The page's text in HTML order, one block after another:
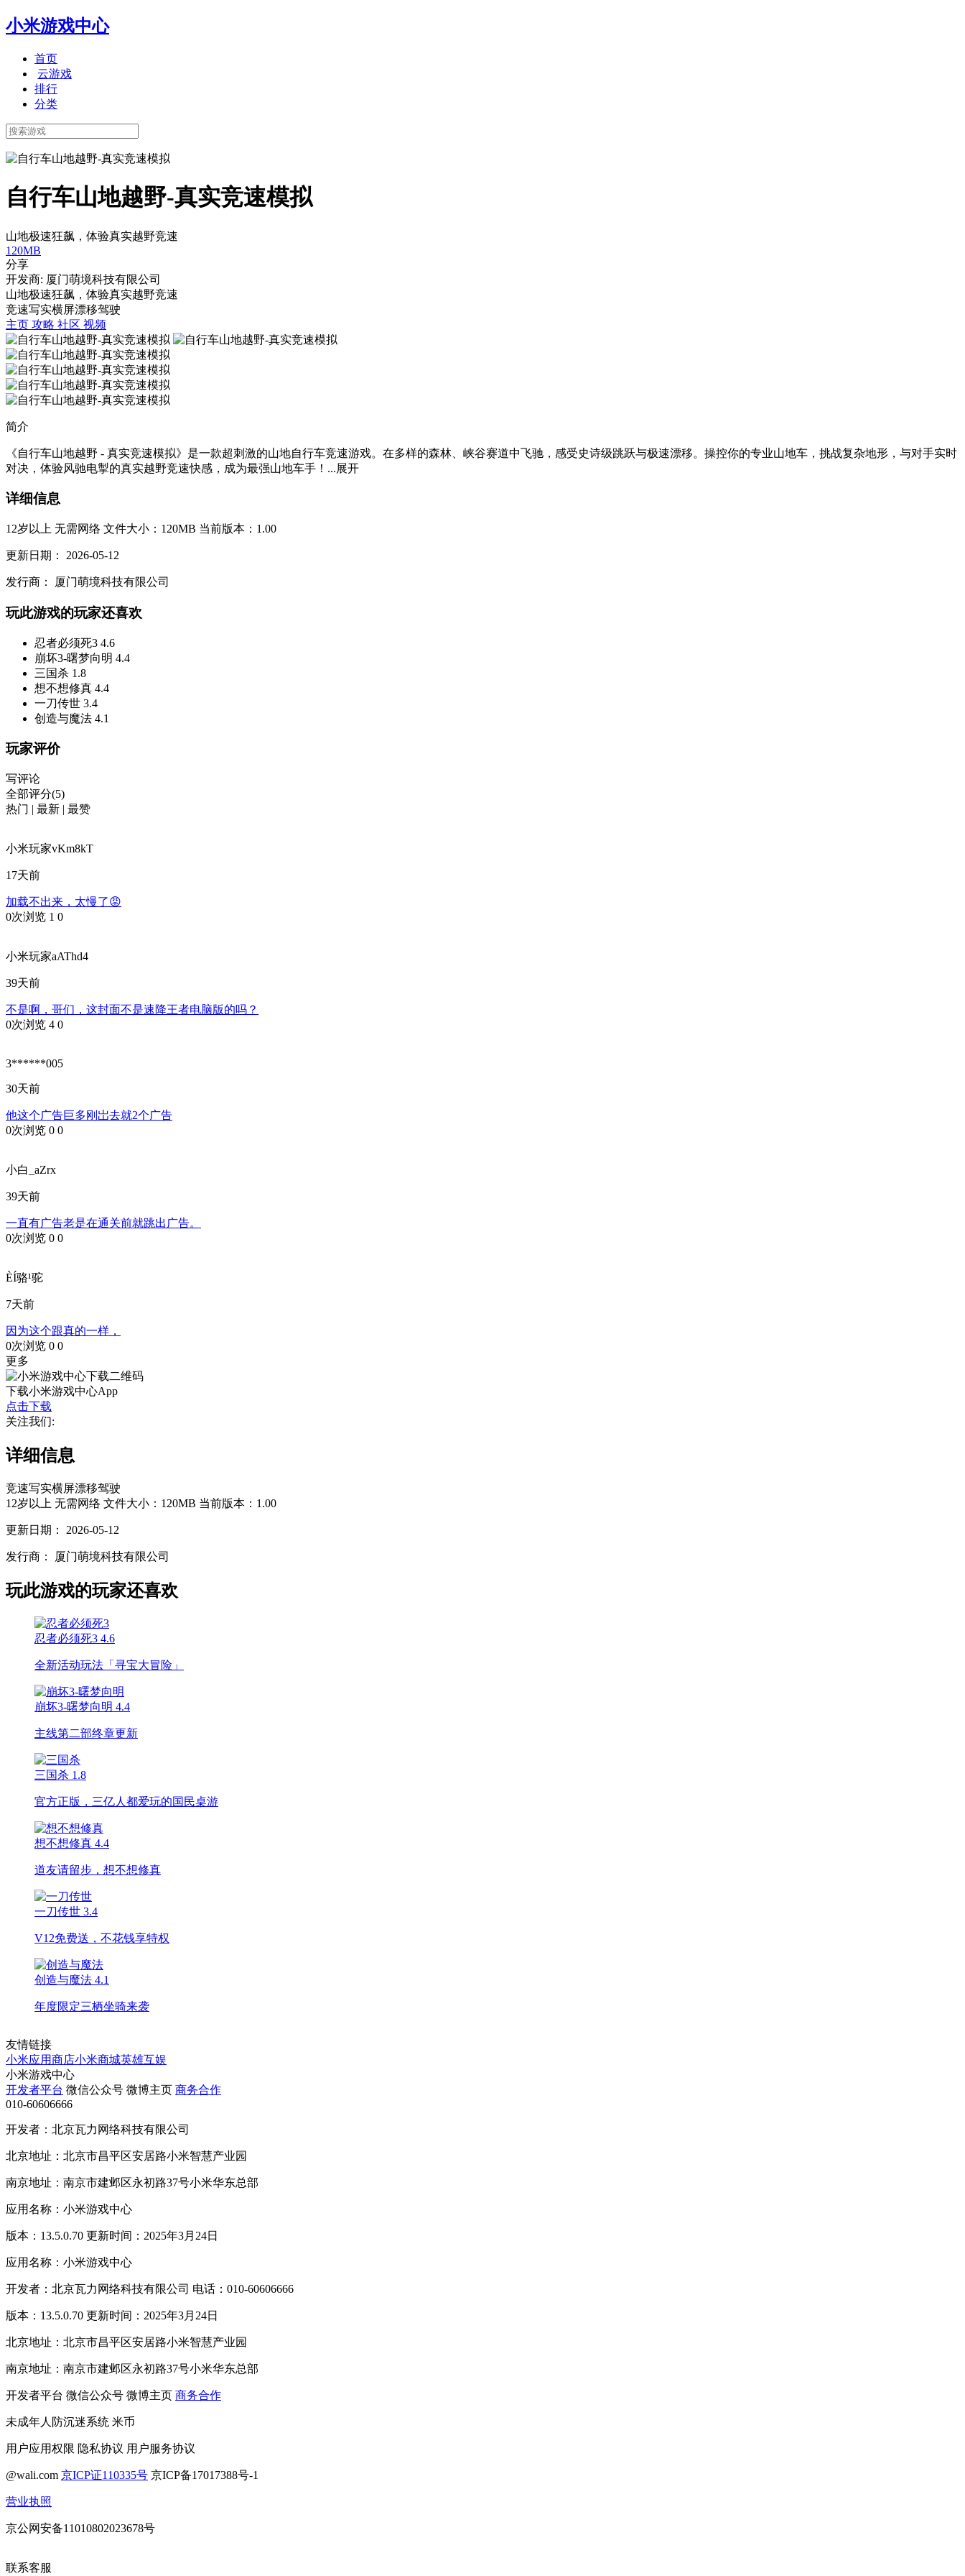
小米游戏中心
首页
云游戏
排行
分类
自行车山地越野-真实竞速模拟
山地极速狂飙，体验真实越野竞速
120MB
分享
开发商: 厦门萌境科技有限公司
山地极速狂飙，体验真实越野竞速
竞速写实横屏漂移驾驶
主页 攻略 社区 视频
简介
《自行车山地越野 - 真实竞速模拟》是一款超刺激的山地自行车竞速游戏。在多样的森林、峡谷赛道中飞驰，感受史诗级跳跃与极速漂移。操控你的专业山地车，挑战复杂地形，与对手实时
对决，体验风驰电掣的真实越野竞速快感，成为最强山地车手！...展开
详细信息
12岁以上 无需网络 文件大小：120MB 当前版本：1.00
更新日期： 2026-05-12
发行商： 厦门萌境科技有限公司
玩此游戏的玩家还喜欢
忍者必须死3 4.6
崩坏3-曙梦向明 4.4
三国杀 1.8
想不想修真 4.4
一刀传世 3.4
创造与魔法 4.1
玩家评价
写评论
全部评分(5)
热门 | 最新 | 最赞
小米玩家vKm8kT
17天前
加载不出来，太慢了😡
0次浏览 1 0
小米玩家aAThd4
39天前
不是啊，哥们，这封面不是速降王者电脑版的吗？
0次浏览 4 0
3******005
30天前
他这个广告巨多刚岀去就2个广告
0次浏览 0 0
小白_aZrx
39天前
一直有广告老是在通关前就跳出广告。
0次浏览 0 0
ÈÍ骆¹驼
7天前
因为这个跟真的一样，
0次浏览 0 0
更多
下载小米游戏中心App
点击下载
关注我们:
详细信息
竞速写实横屏漂移驾驶
12岁以上 无需网络 文件大小：120MB 当前版本：1.00
更新日期： 2026-05-12
发行商： 厦门萌境科技有限公司
玩此游戏的玩家还喜欢
忍者必须死3 4.6
全新活动玩法「寻宝大冒险」
崩坏3-曙梦向明 4.4
主线第二部终章更新
三国杀 1.8
官方正版，三亿人都爱玩的国民桌游
想不想修真 4.4
道友请留步，想不想修真
一刀传世 3.4
V12免费送，不花钱享特权
创造与魔法 4.1
年度限定三栖坐骑来袭
友情链接
小米应用商店小米商城英雄互娱
小米游戏中心
开发者平台 微信公众号 微博主页 商务合作
010-60606666
开发者：北京瓦力网络科技有限公司
北京地址：北京市昌平区安居路小米智慧产业园
南京地址：南京市建邺区永初路37号小米华东总部
应用名称：小米游戏中心
版本：13.5.0.70 更新时间：2025年3月24日
应用名称：小米游戏中心
开发者：北京瓦力网络科技有限公司 电话：010-60606666
版本：13.5.0.70 更新时间：2025年3月24日
北京地址：北京市昌平区安居路小米智慧产业园
南京地址：南京市建邺区永初路37号小米华东总部
开发者平台 微信公众号 微博主页 商务合作
未成年人防沉迷系统 米币
用户应用权限 隐私协议 用户服务协议
@wali.com 京ICP证110335号 京ICP备17017388号-1
营业执照
京公网安备11010802023678号
联系客服